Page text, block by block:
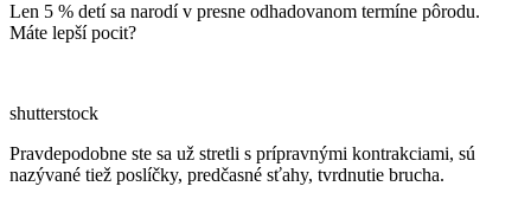
Len 5 % detí sa narodí v presne odhadovanom termíne pôrodu.
Máte lepší pocit?
shutterstock
Pravdepodobne ste sa už stretli s prípravnými kontrakciami, sú
nazývané tiež poslíčky, predčasné sťahy, tvrdnutie brucha.